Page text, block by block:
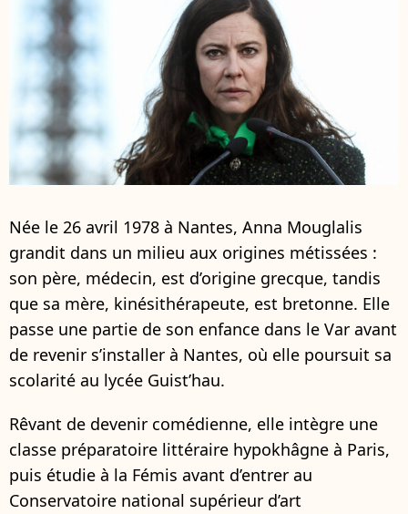
Née le 26 avril 1978 à Nantes, Anna Mouglalis
grandit dans un milieu aux origines métissées :
son père, médecin, est d’origine grecque, tandis
que sa mère, kinésithérapeute, est bretonne. Elle
passe une partie de son enfance dans le Var avant
de revenir s’installer à Nantes, où elle poursuit sa
scolarité au lycée Guist’hau.
Rêvant de devenir comédienne, elle intègre une
classe préparatoire littéraire hypokhâgne à Paris,
puis étudie à la Fémis avant d’entrer au
Conservatoire national supérieur d’art